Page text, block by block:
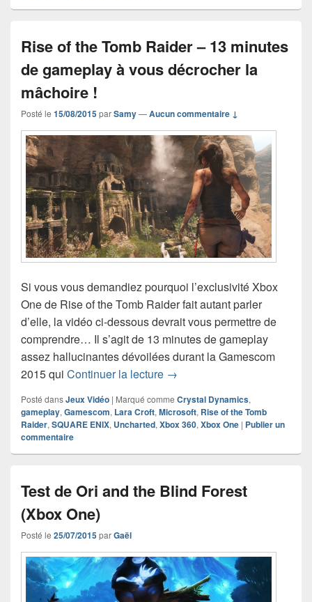
Rise of the Tomb Raider – 13 minutes
de gameplay à vous décrocher la
mâchoire !
Posté le 15/08/2015parSamy—Aucun commentaire ↓
Si vous vous demandiez pourquoi l’exclusivité Xbox
One de Rise of the Tomb Raider fait autant parler
d’elle, la vidéo ci-dessous devrait vous permettre de
comprendre… Il s’agit de 13 minutes de gameplay
assez hallucinantes dévoilées durant la Gamescom
2015 qui Continuer la lecture Rise of the Tomb Raider –
→
Posté dansJeux Vidéo | Marqué comme Crystal Dynamics,
gameplay, Gamescom, Lara Croft, Microsoft, Rise of the Tomb
Raider, SQUARE ENIX, Uncharted, Xbox 360, Xbox One | Publier un
commentaire
Test de Ori and the Blind Forest
(Xbox One)
Posté le 25/07/2015parGaël